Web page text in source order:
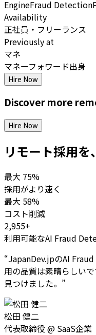
EngineFraud Detection
Availability
正社員・フリーランス
Previously at
マネ
マネーフォワード出身
Hire Now
Discover more
Hire Now
リモート採用
最大 75%
採用がより速く
最大 58%
コスト削減
2,955+
利用可能なAI Fraud
“JapanDev.jpのAI
用の品質は素晴らしい
見つけました。 ”
松田 健二
代表取締役 @ SaaS企業